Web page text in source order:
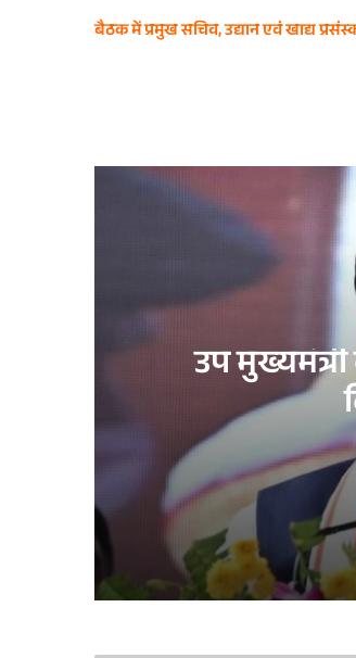
बैठक में प्रमुख सचिव, उद्यान एवं खाद्य
उप
1 day ago
उप मुख्यमंत्री केशव प्रसाद
3 weeks ago